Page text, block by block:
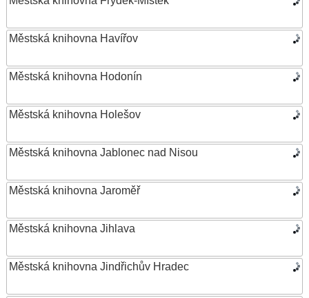
Městská knihovna Havířov
Městská knihovna Hodonín
Městská knihovna Holešov
Městská knihovna Jablonec nad Nisou
Městská knihovna Jaroměř
Městská knihovna Jihlava
Městská knihovna Jindřichův Hradec